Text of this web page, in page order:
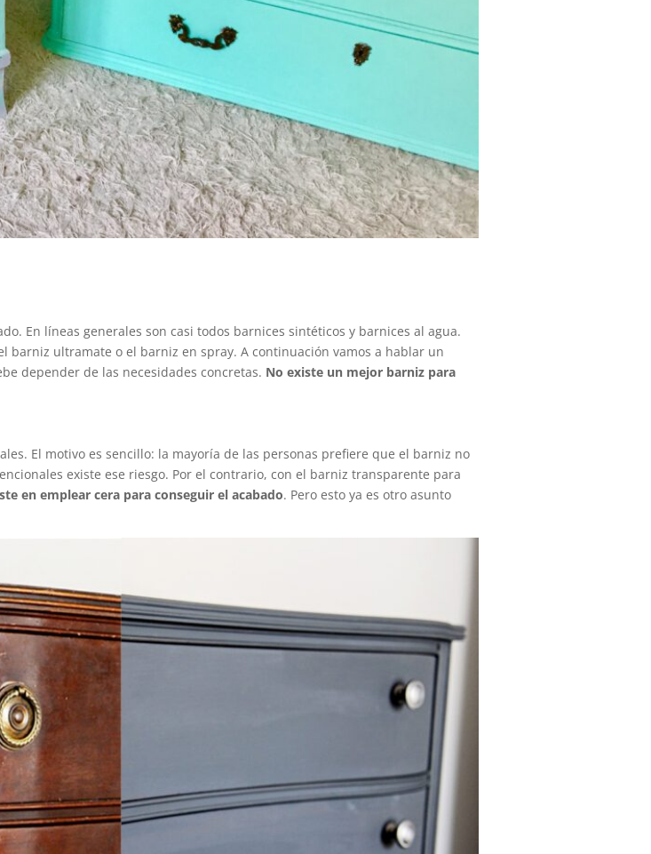
En líneas generales son casi todos barnices sintéticos y barnices al agua.
ultramate o el barniz en spray. A continuación vamos a hablar un
depender de las necesidades concretas. No existe un mejor barniz para
El motivo es sencillo: la mayoría de las personas prefiere que el barniz no
existe ese riesgo. Por el contrario, con el barniz transparente para
en emplear cera para conseguir el acabado. Pero esto ya es otro asunto